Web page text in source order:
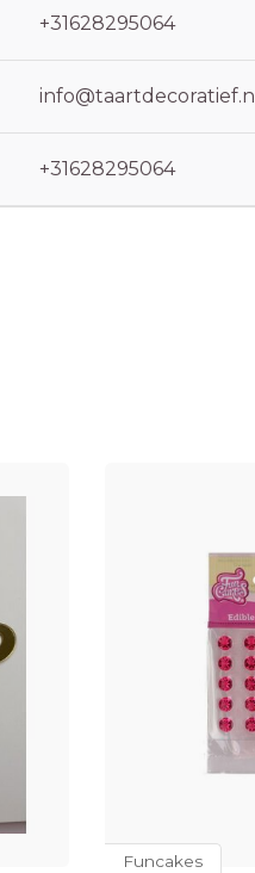
+31628295064
info@taartdecoratief.nl
+31628295064
Funcakes